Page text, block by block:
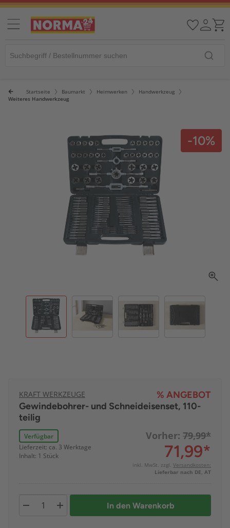
Startseite Baumarkt Heimwerken
Handwerkzeug
Weiteres Handwerkzeug
-10%
KRAFT WERKZEUGE
% ANGEBOT
Gewindebohrer- und Schneideisenset, 110-
teilig
Verfügbar
Lieferzeit: ca. 3 Werktage
Inhalt: 1 Stück
Vorher: 79,99*
71,99*
inkl. MwSt. zzgl. Versandkosten:
Lieferbar nach DE, AT
In den Warenkorb